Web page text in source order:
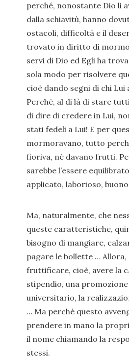
perché, nonostante Dio li
dalla schiavitù, hanno
ostacoli, difficoltà e il
trovato in diritto di
servi di Dio ed Egli ha
sola modo per risolvere
cioè dando segni di chi Lui
Perché, al di là di stare
di dire di credere in Lui,
stati fedeli a Lui! E per
mormoravano, tutto
fioriva, né davano frutti.
sarebbe l’essere
applicato, laborioso,
Ma, naturalmente, che
queste caratteristiche,
bisogno di mangiare,
pagare le bollette …
fruttificare, cioè, avere la
stipendio, una promozione
universitario, la
… Ma perché questo
prendere in mano la
il nome chiamando la
stessi.